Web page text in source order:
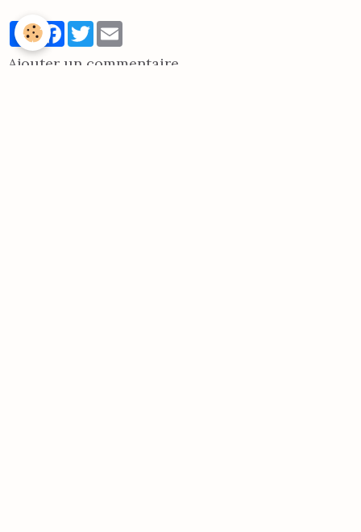
PartagerFacebook
Twitter
Ajouter un commentaire